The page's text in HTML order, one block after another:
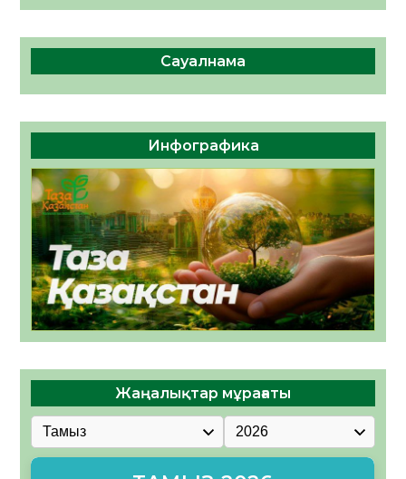
Сауалнама
Инфографика
Жаңалықтар мұрағаты